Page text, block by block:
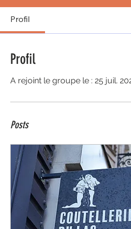
Profil
Profil
A rejoint le groupe le : 25 juil.
Posts